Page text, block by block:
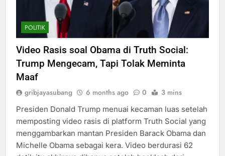
POLITIK
Video Rasis soal Obama di Truth Social:
Trump Mengecam, Tapi Tolak Meminta
Maaf
gribjayasubang 6 months ago 0 3 mins
Presiden Donald Trump menuai kecaman luas setelah
memposting video rasis di platform Truth Social yang
menggambarkan mantan Presiden Barack Obama dan
Michelle Obama sebagai kera. Video berdurasi 62